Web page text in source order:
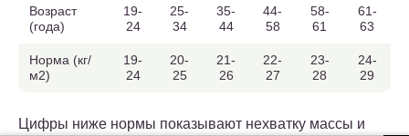
Возраст
(года)
19-
24
25-
34
35-
44
44-
58
58-
61
61-
63
Норма (кг/
м2)
19-
24
20-
25
21-
26
22-
27
23-
28
24-
29
Цифры ниже нормы показывают нехватку массы и